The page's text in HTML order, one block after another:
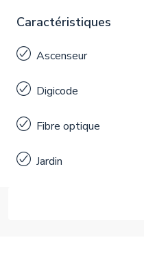
Caractéristiques
Ascenseur
Digicode
Fibre optique
Jardin